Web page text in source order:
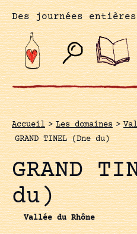
Des journées
Accueil > Les domaines >
GRAND TINEL (Dne du)
GRAND
du)
Vallée du Rhône